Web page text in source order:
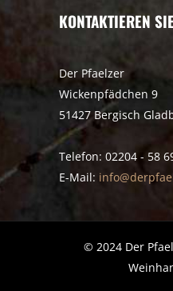
KONTAKTIEREN
Der Pfaelzer
Wickenpfädchen 9
51427 Bergisch
Telefon: 02204 - 58
E-Mail:
© 2024 Der